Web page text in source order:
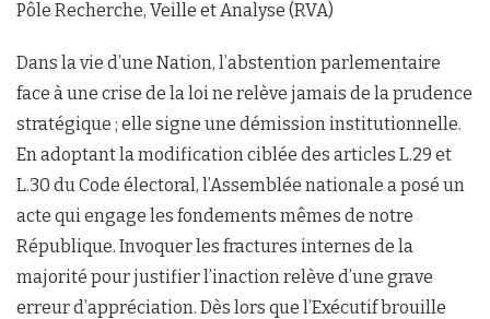
Pôle Recherche, Veille et Analyse (RVA)
Dans la vie d’une Nation, l’abstention parlementaire
face à une crise de la loi ne relève jamais de la prudence
stratégique ; elle signe une démission institutionnelle.
En adoptant la modification ciblée des articles L.29 et
L.30 du Code électoral, l’Assemblée nationale a posé un
acte qui engage les fondements mêmes de notre
République. Invoquer les fractures internes de la
majorité pour justifier l’inaction relève d’une grave
erreur d’appréciation. Dès lors que l’Exécutif brouille